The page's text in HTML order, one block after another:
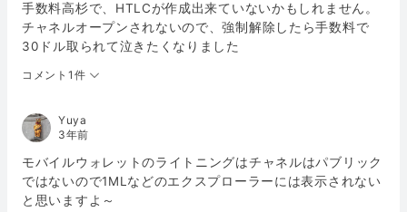
手数料高杉で、HTLCが作成出来ていないかもしれません。
チャネルオープンされないので、強制解除したら手数料で
30ドル取られて泣きたくなりました
コメント1件
Yuya
3年前
モバイルウォレットのライトニングはチャネルはパブリック
ではないので1MLなどのエクスプローラーには表示されない
と思いますよ～